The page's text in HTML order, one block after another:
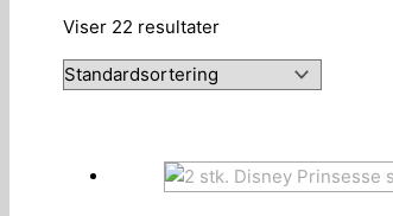
Viser 22 resultater